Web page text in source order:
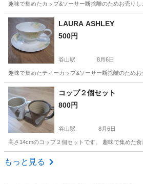
趣味で集めたカップ&ソーサー断捨離のためお売りし
鹿児島 鹿児島市
LAURA ASHLEY
500円
谷山駅 8月6日
趣味で集めたティーカップ&ソーサー断捨離のため
鹿児島 鹿児島市 谷山駅 食器
コップ２個セット
800円
谷山駅 8月6日
高さ14cmのコップ２個セットです。 趣味で集めた
鹿児島 鹿児島市
もっと見る